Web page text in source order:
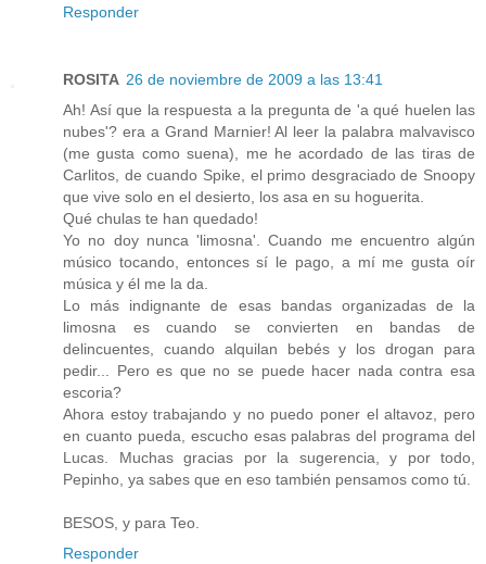
Responder
ROSITA 26 de noviembre de 2009 a las 13:41
Ah! Así que la respuesta a la pregunta de 'a qué huelen las
nubes'? era a Grand Marnier! Al leer la palabra malvavisco
(me gusta como suena), me he acordado de las tiras de
Carlitos, de cuando Spike, el primo desgraciado de Snoopy
que vive solo en el desierto, los asa en su hoguerita.
Qué chulas te han quedado!
Yo no doy nunca 'limosna'. Cuando me encuentro algún
músico tocando, entonces sí le pago, a mí me gusta oír
música y él me la da.
Lo más indignante de esas bandas organizadas de la
limosna es cuando se convierten en bandas de
delincuentes, cuando alquilan bebés y los drogan para
pedir... Pero es que no se puede hacer nada contra esa
escoria?
Ahora estoy trabajando y no puedo poner el altavoz, pero
en cuanto pueda, escucho esas palabras del programa del
Lucas. Muchas gracias por la sugerencia, y por todo,
Pepinho, ya sabes que en eso también pensamos como tú.
BESOS, y para Teo.
Responder